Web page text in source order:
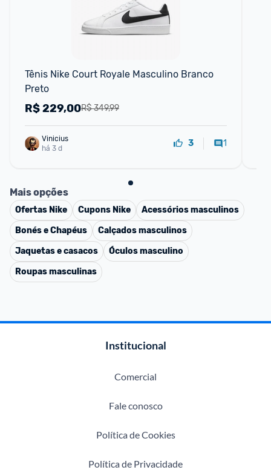
Tênis Nike Court Royale Masculino Branco
Preto
R$ 349,99
R$229,00
Vinicius
há 3 d
3 1
Mais opções
Ofertas Nike Cupons Nike
Acessórios masculinos
Bonés e Chapéus
Calçados masculinos
Jaquetas e casacos
Óculos masculino
Roupas masculinas
Institucional
Comercial
Fale conosco
Política de Cookies
Política de Privacidade